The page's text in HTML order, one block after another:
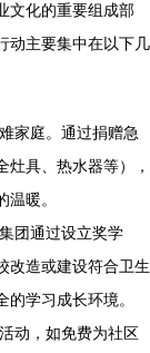
文化的重要组成部
动主要集中在以下几
家庭。通过捐赠急
具、热水器等），
暖。
团通过设立奖学
改造或建设符合卫生
学习成长环境。
动，如免费为社区